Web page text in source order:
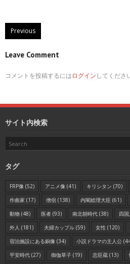
Previous
Leave Comment
コメントを投稿するにはログインしてくださ
サイト内検索
タグ
FRP像 (52) アニメ像 (41) キリシタン (70)
作曲家 (17) 僧侶 (138) 内閣総理大臣 (61)
動物 (48) 医者 (93) 南北朝時代 (38) 四
外人 (181) 夫婦カップル (59) 女性 (120)
宿泊施設にある銅像 (34) 小説ドラマの主人公
平安時代 (27) 御伽草子 (19) 忠臣蔵 (13)